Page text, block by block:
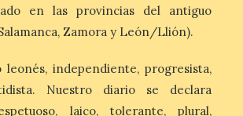
10 heridos en
durante el fin
en las provincias del antiguo
Zamora y León/Llión).
leonés, independiente, progresista,
Nuestro diario se declara
laico, tolerante, plural,